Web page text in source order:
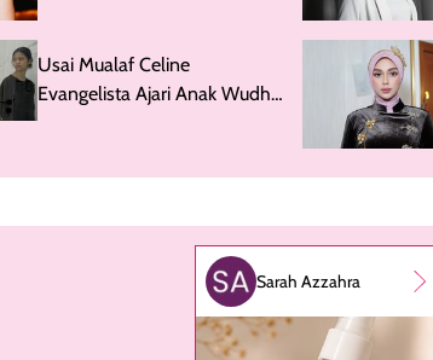
Usai Mualaf Celine
Evangelista Ajari Anak Wudhu
Sarah Azzahra